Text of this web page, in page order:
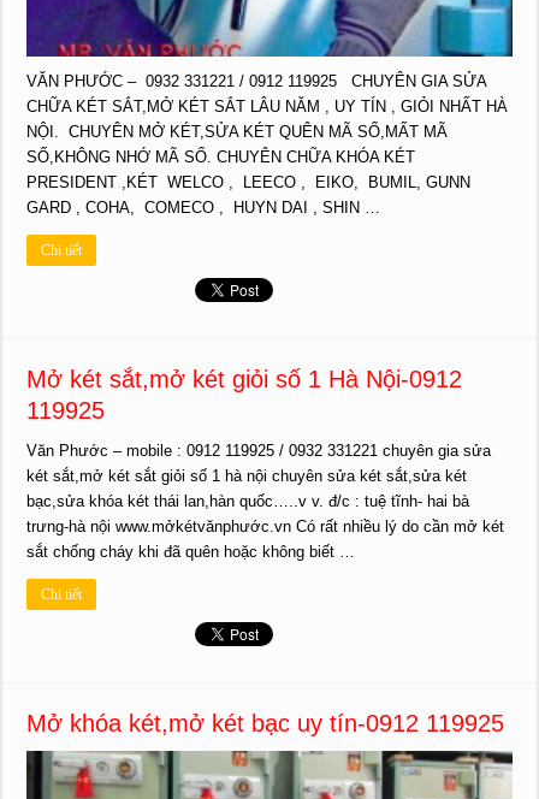
VĂN PHƯỚC – 0932 331221 / 0912 119925 CHUYÊN GIA SỬA
CHỮA KÉT SẮT,MỞ KÉT SẮT LÂU NĂM , UY TÍN , GIỎI NHẤT HÀ
NỘI. CHUYÊN MỞ KÉT,SỬA KÉT QUÊN MÃ SỐ,MẤT MÃ
SỐ,KHÔNG NHỚ MÃ SỐ. CHUYÊN CHỮA KHÓA KÉT
PRESIDENT ,KÉT WELCO , LEECO , EIKO, BUMIL, GUNN
GARD , COHA, COMECO , HUYN DAI , SHIN …
Chi tiết
Mở két sắt,mở két giỏi số 1 Hà Nội-0912
119925
Văn Phước – mobile : 0912 119925 / 0932 331221 chuyên gia sửa
két sắt,mở két sắt giỏi số 1 hà nội chuyên sửa két sắt,sửa két
bạc,sửa khóa két thái lan,hàn quốc…..v v. đ/c : tuệ tĩnh- hai bà
trưng-hà nội www.mởkétvănphước.vn Có rất nhiều lý do cần mở két
sắt chống cháy khi đã quên hoặc không biết …
Chi tiết
Mở khóa két,mở két bạc uy tín-0912 119925